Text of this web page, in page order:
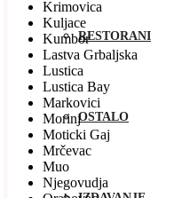
RESTORANI
OSTALO
Krimovica
Kuljace
Kumbor
Lastva Grbaljska
Lustica
Lustica Bay
Markovici
Morinj
Moticki Gaj
Mrčevac
Muo
Njegovudja